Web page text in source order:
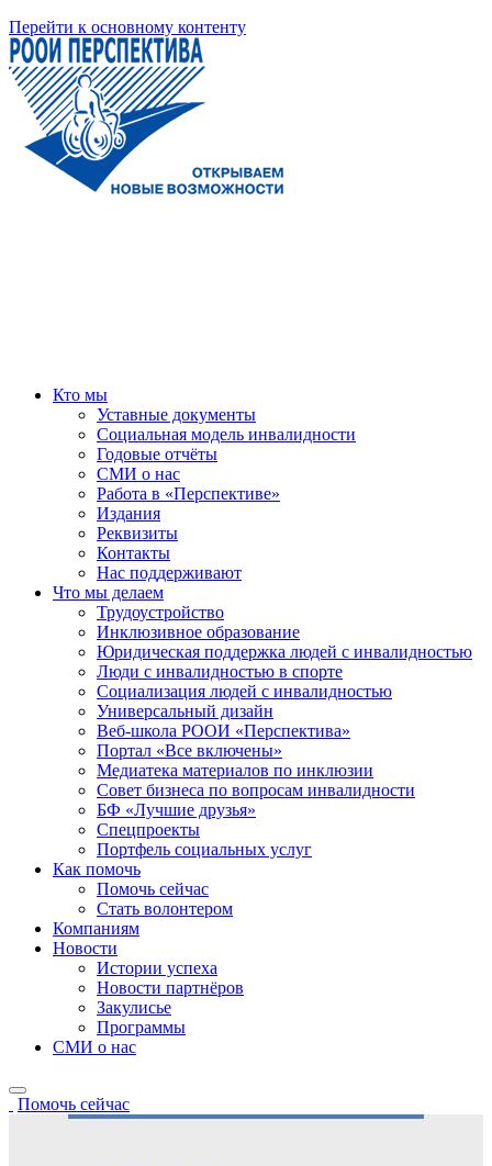
Перейти к основному контенту
Кто мы
Уставные документы
Социальная модель инвалидности
Годовые отчёты
СМИ о нас
Работа в «Перспективе»
Издания
Реквизиты
Контакты
Нас поддерживают
Что мы делаем
Трудоустройство
Инклюзивное образование
Юридическая поддержка людей с инвалидностью
Люди с инвалидностью в спорте
Социализация людей с инвалидностью
Универсальный дизайн
Веб-школа РООИ «Перспектива»
Портал «Все включены»
Медиатека материалов по инклюзии
Совет бизнеса по вопросам инвалидности
БФ «Лучшие друзья»
Спецпроекты
Портфель социальных услуг
Как помочь
Помочь сейчас
Стать волонтером
Компаниям
Новости
Истории успеха
Новости партнёров
Закулисье
Программы
СМИ о нас
Помочь сейчас